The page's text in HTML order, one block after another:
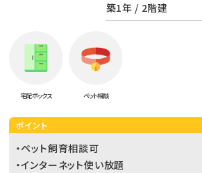
築1年 / 2階建
宅配ボックス ペット相談
ポイント
・ペット飼育相談可
・インターネット使い放題